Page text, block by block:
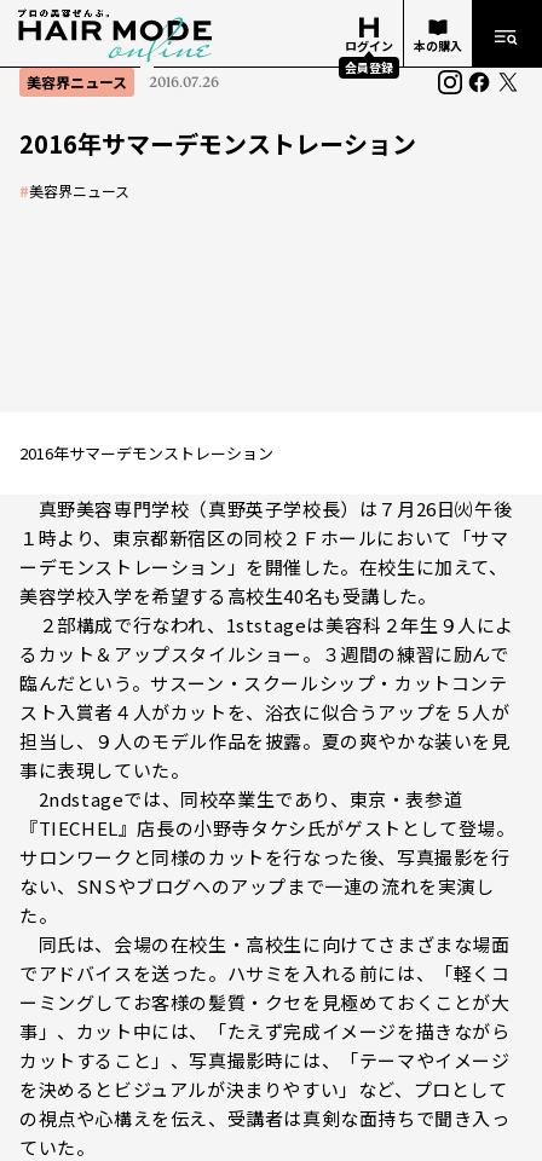
ログイン
会員登録
本の購入
美容界ニュース 2016.07.26
2016年サマーデモンストレーション
#美容界ニュース
2016年サマーデモンストレーション
真野美容専門学校（真野英子学校長）は７月26日㈫午後
１時より、東京都新宿区の同校２Ｆホールにおいて「サマ
ーデモンストレーション」を開催した。在校生に加えて、
美容学校入学を希望する高校生40名も受講した。
２部構成で行なわれ、1ststageは美容科２年生９人によ
るカット＆アップスタイルショー。３週間の練習に励んで
臨んだという。サスーン・スクールシップ・カットコンテ
スト入賞者４人がカットを、浴衣に似合うアップを５人が
担当し、９人のモデル作品を披露。夏の爽やかな装いを見
事に表現していた。
2ndstageでは、同校卒業生であり、東京・表参道
『TIECHEL』店長の小野寺タケシ氏がゲストとして登場。
サロンワークと同様のカットを行なった後、写真撮影を行
ない、SNSやブログへのアップまで一連の流れを実演し
た。
同氏は、会場の在校生・高校生に向けてさまざまな場面
でアドバイスを送った。ハサミを入れる前には、「軽くコ
ーミングしてお客様の髪質・クセを見極めておくことが大
事」、カット中には、「たえず完成イメージを描きながら
カットすること」、写真撮影時には、「テーマやイメージ
を決めるとビジュアルが決まりやすい」など、プロとして
の視点や心構えを伝え、受講者は真剣な面持ちで聞き入っ
ていた。